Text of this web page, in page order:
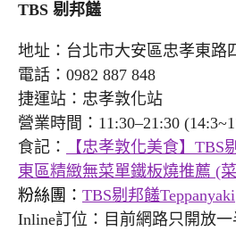
TBS 剔邦饈
地址：台北市大安區忠孝東路
電話：0982 887 848
捷運站：忠孝敦化站
營業時間：11:30–21:30
食記：
【忠孝敦化美食】TBS
東區精緻無菜單鐵板燒推薦 (
粉絲團： TBS剔邦饈Teppanyaki
Inline訂位：目前網路只開放一